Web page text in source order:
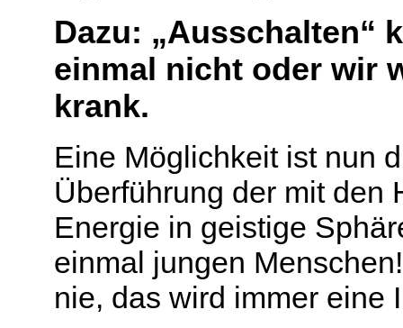
Dazu: „Ausschalten“
einmal nicht oder wir
krank.
Eine Möglichkeit ist nun
Überführung der mit den
Energie in geistige
einmal jungen
nie, das wird immer eine